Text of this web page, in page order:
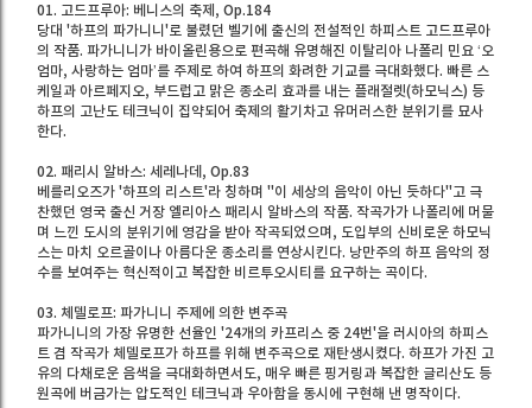
01. 고드프루아: 베니스의 축제, Op.184
당대 '하프의 파가니니'로 불렸던 벨기에 출신의 전설적인 하피스트 고드프루아
의 작품. 파가니니가 바이올린용으로 편곡해 유명해진 이탈리아 나폴리 민요 ‘오
엄마, 사랑하는 엄마’를 주제로 하여 하프의 화려한 기교를 극대화했다. 빠른 스
케일과 아르페지오, 부드럽고 맑은 종소리 효과를 내는 플래절렛(하모닉스) 등
하프의 고난도 테크닉이 집약되어 축제의 활기차고 유머러스한 분위기를 묘사
한다.
02. 패리시 알바스: 세레나데, Op.83
베를리오즈가 '하프의 리스트'라 칭하며 "이 세상의 음악이 아닌 듯하다"고 극
찬했던 영국 출신 거장 엘리아스 패리시 알바스의 작품. 작곡가가 나폴리에 머물
며 느낀 도시의 분위기에 영감을 받아 작곡되었으며, 도입부의 신비로운 하모닉
스는 마치 오르골이나 아름다운 종소리를 연상시킨다. 낭만주의 하프 음악의 정
수를 보여주는 혁신적이고 복잡한 비르투오시티를 요구하는 곡이다.
03. 체델로프: 파가니니 주제에 의한 변주곡
파가니니의 가장 유명한 선율인 '24개의 카프리스 중 24번'을 러시아의 하피스
트 겸 작곡가 체델로프가 하프를 위해 변주곡으로 재탄생시켰다. 하프가 가진 고
유의 다채로운 음색을 극대화하면서도, 매우 빠른 핑거링과 복잡한 글리산도 등
원곡에 버금가는 압도적인 테크닉과 우아함을 동시에 구현해 낸 명작이다.